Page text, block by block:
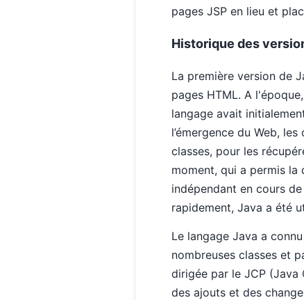
pages JSP en lieu et
Historique des
La première version de
pages HTML. A
langage avait
l’émergence du Web,
classes, pour les
moment, qui a permis la
indépendant en cours
rapidement, Java a été
Le langage Java a
nombreuses classes et
dirigée par le JCP (Java
des ajouts et des